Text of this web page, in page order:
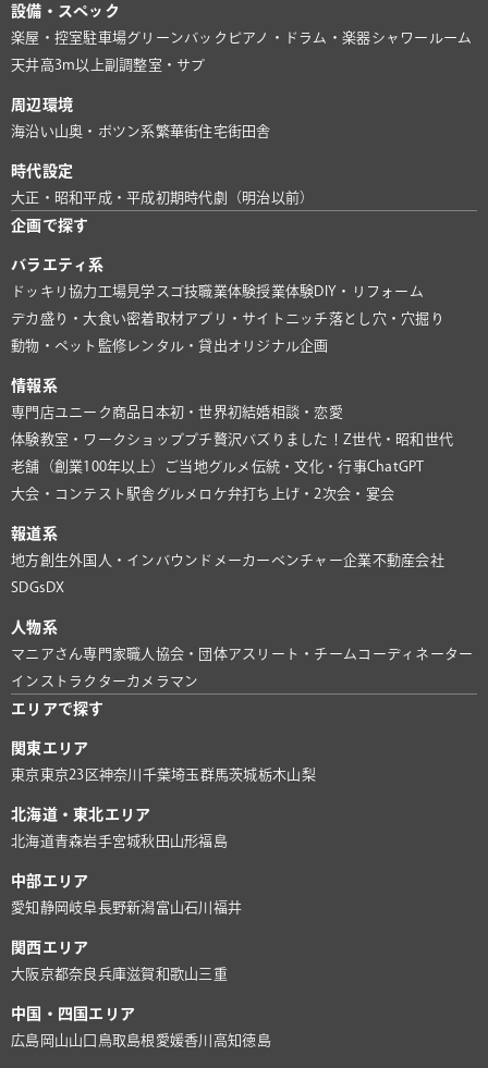
設備・スペック
楽屋・控室駐車場グリーンバック ピアノ・ドラム・楽器シャワールーム
天井高3m以上副調整室・サブ
周辺環境
海沿い山奥・ポツン系繁華街住宅街田舎
時代設定
大正・昭和平成・平成初期時代劇（明治以前）
企画で探す
バラエティ系
ドッキリ協力 工場見学 スゴ技職業体験授業体験 DIY・リフォーム
デカ盛り・大食い密着取材アプリ・サイト ニッチ落とし穴・穴掘り
動物・ペット 監修 レンタル・貸出オリジナル企画
情報系
専門店ユニーク商品 日本初・世界初結婚相談・恋愛
体験教室・ワークショッププチ贅沢バズりました！ Z世代・昭和世代
老舗（創業100年以上）
ご当地グルメ 伝統・文化・行事ChatGPT
大会・コンテスト 駅舎グルメ ロケ弁打ち上げ・2次会・宴会
報道系
地方創生外国人・インバウンド メーカー ベンチャー企業不動産会社
SDGs DX
人物系
マニアさん専門家 職人 協会・団体アスリート・チーム コーディネーター
インストラクターカメラマン
エリアで探す
関東エリア
東京 東京23区神奈川 千葉埼玉群馬茨城栃木山梨
北海道・東北エリア
北海道青森岩手宮城秋田 山形福島
中部エリア
愛知 静岡 岐阜長野新潟富山石川 福井
関西エリア
大阪京都奈良兵庫滋賀和歌山 三重
中国・四国エリア
広島 岡山山口 鳥取島根 愛媛香川 高知徳島